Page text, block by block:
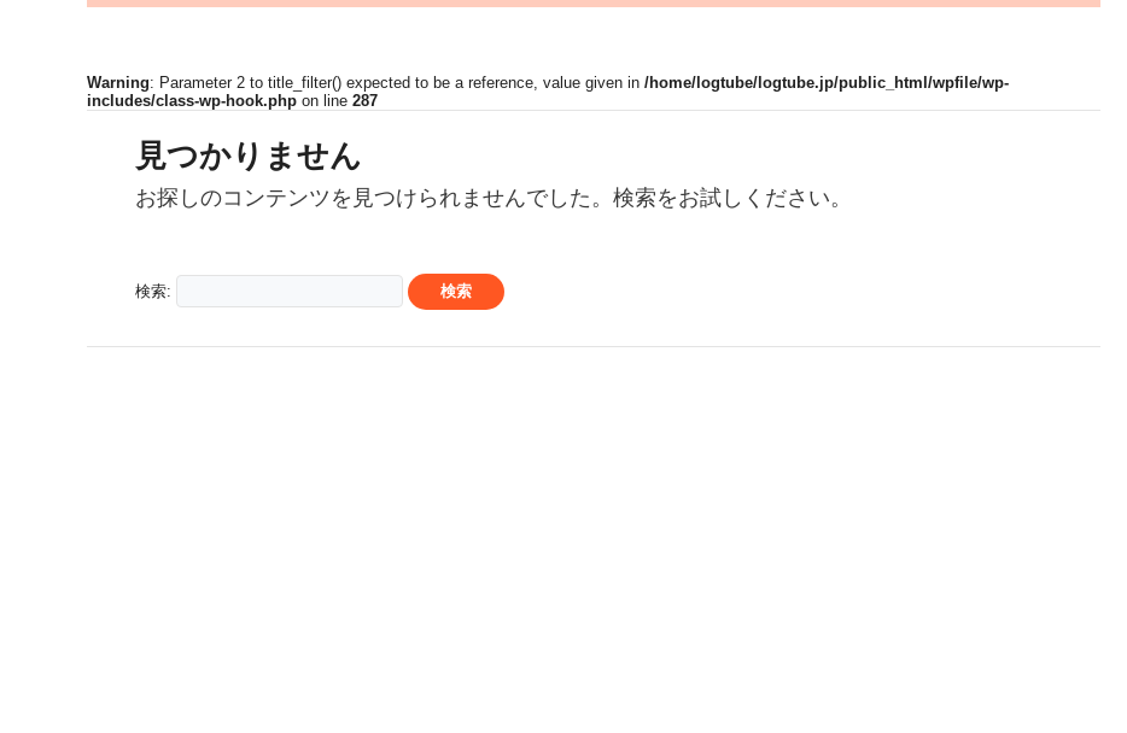
Warning: Parameter 2 to title_filter() expected to be a reference, value given in /home/logtube/logtube.jp/public_html/wpfile/wp-
includes/class-wp-hook.php on line 287
見つかりません
お探しのコンテンツを見つけられませんでした。検索をお試しください。
検索: